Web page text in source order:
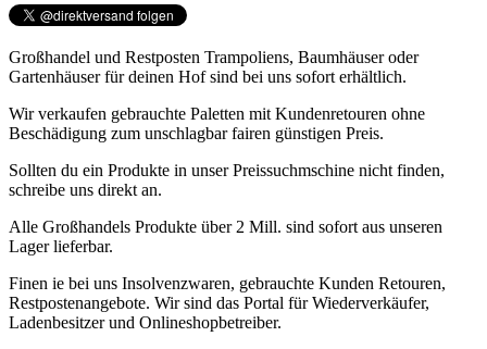
Großhandel und Restposten Trampoliens, Baumhäuser oder
Gartenhäuser für deinen Hof sind bei uns sofort erhältlich.
Wir verkaufen gebrauchte Paletten mit Kundenretouren ohne
Beschädigung zum unschlagbar fairen günstigen Preis.
Sollten du ein Produkte in unser Preissuchmschine nicht finden,
schreibe uns direkt an.
Alle Großhandels Produkte über 2 Mill. sind sofort aus unseren
Lager lieferbar.
Finen ie bei uns Insolvenzwaren, gebrauchte Kunden Retouren,
Restpostenangebote. Wir sind das Portal für Wiederverkäufer,
Ladenbesitzer und Onlineshopbetreiber.